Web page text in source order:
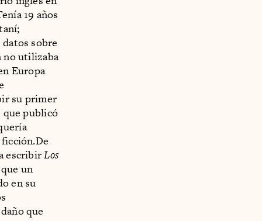
19 años
sobre
no utilizaba
Europa
su primer
que publicó
escribirLos
un
en su
que